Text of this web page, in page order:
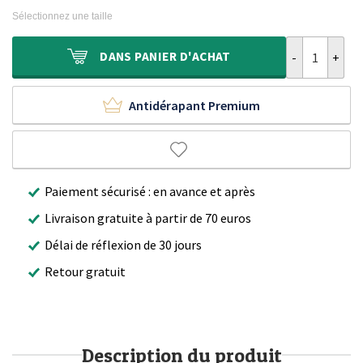
300,00 €.
136,95 €.
Sélectionnez une taille
DANS PANIER D'ACHAT
Antidérapant Premium
Paiement sécurisé : en avance et après
Livraison gratuite à partir de 70 euros
Délai de réflexion de 30 jours
Retour gratuit
Description du produit